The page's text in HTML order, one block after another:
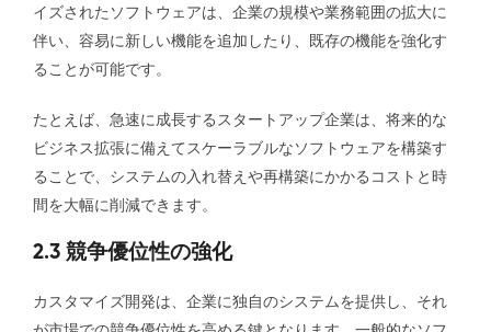
イズされたソフトウェアは、企業の規模や業務範囲の拡大に
伴い、容易に新しい機能を追加したり、既存の機能を強化す
ることが可能です。
たとえば、急速に成長するスタートアップ企業は、将来的な
ビジネス拡張に備えてスケーラブルなソフトウェアを構築す
ることで、システムの入れ替えや再構築にかかるコストと時
間を大幅に削減できます。
2.3 競争優位性の強化
カスタマイズ開発は、企業に独自のシステムを提供し、それ